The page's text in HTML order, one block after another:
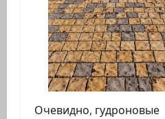
Очевидно, гудроновые